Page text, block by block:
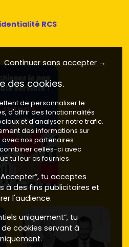
RCS
Continuer sans accepter →
des cookies.
de personnaliser le
d'offrir des fonctionnalités
et d'analyser notre trafic.
des informations sur
avec nos partenaires
celles-ci avec
tu leur as fournies.
tu acceptes
à des fins publicitaires et
l'audience.
uniquement”, tu
cookies servant à